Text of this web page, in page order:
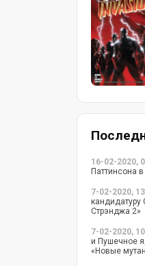
16-02-2020,
Паттинсона
7-02-2020,
Стрэнджа 2»
7-02-2020,
и Пушечное
«Новые